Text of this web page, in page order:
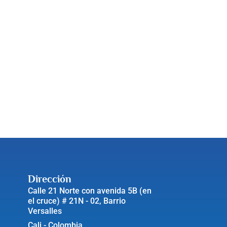
Dirección
Calle 21 Norte con avenida 5B (en
el cruce) # 21N - 02, Barrio
Versalles